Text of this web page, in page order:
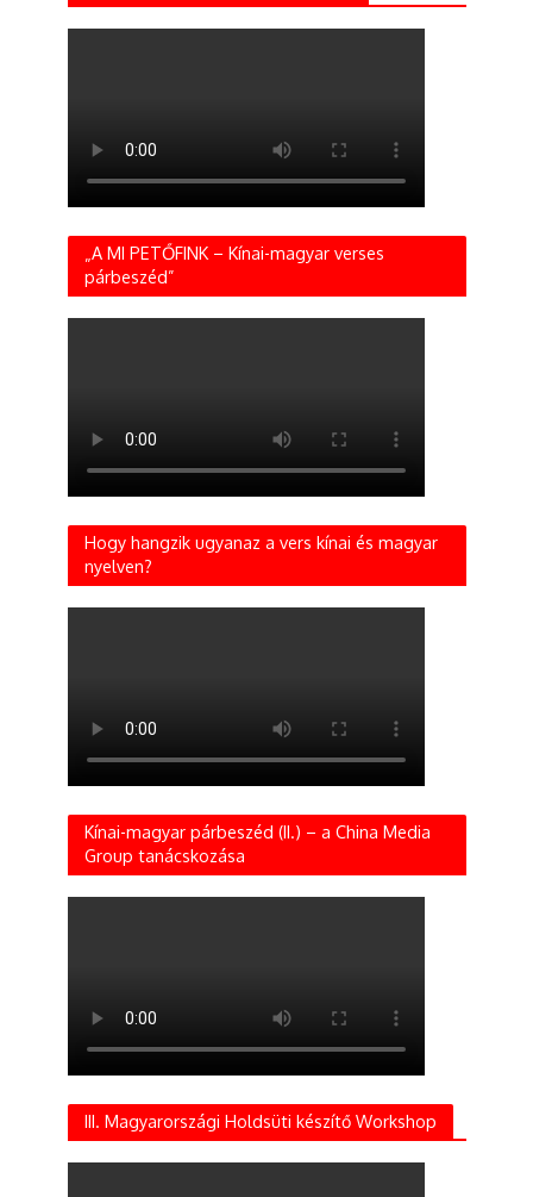
„A MI PETŐFINK – Kínai-magyar verses
párbeszéd”
Hogy hangzik ugyanaz a vers kínai és magyar
nyelven?
Kínai-magyar párbeszéd (II.) – a China Media
Group tanácskozása
III. Magyarországi Holdsüti készítő Workshop